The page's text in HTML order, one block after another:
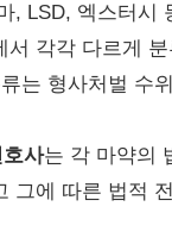
, LSD, 엑스터시
서 각각 다르게
는 형사처벌 수
사는 각 마약의
그에 따른 법적